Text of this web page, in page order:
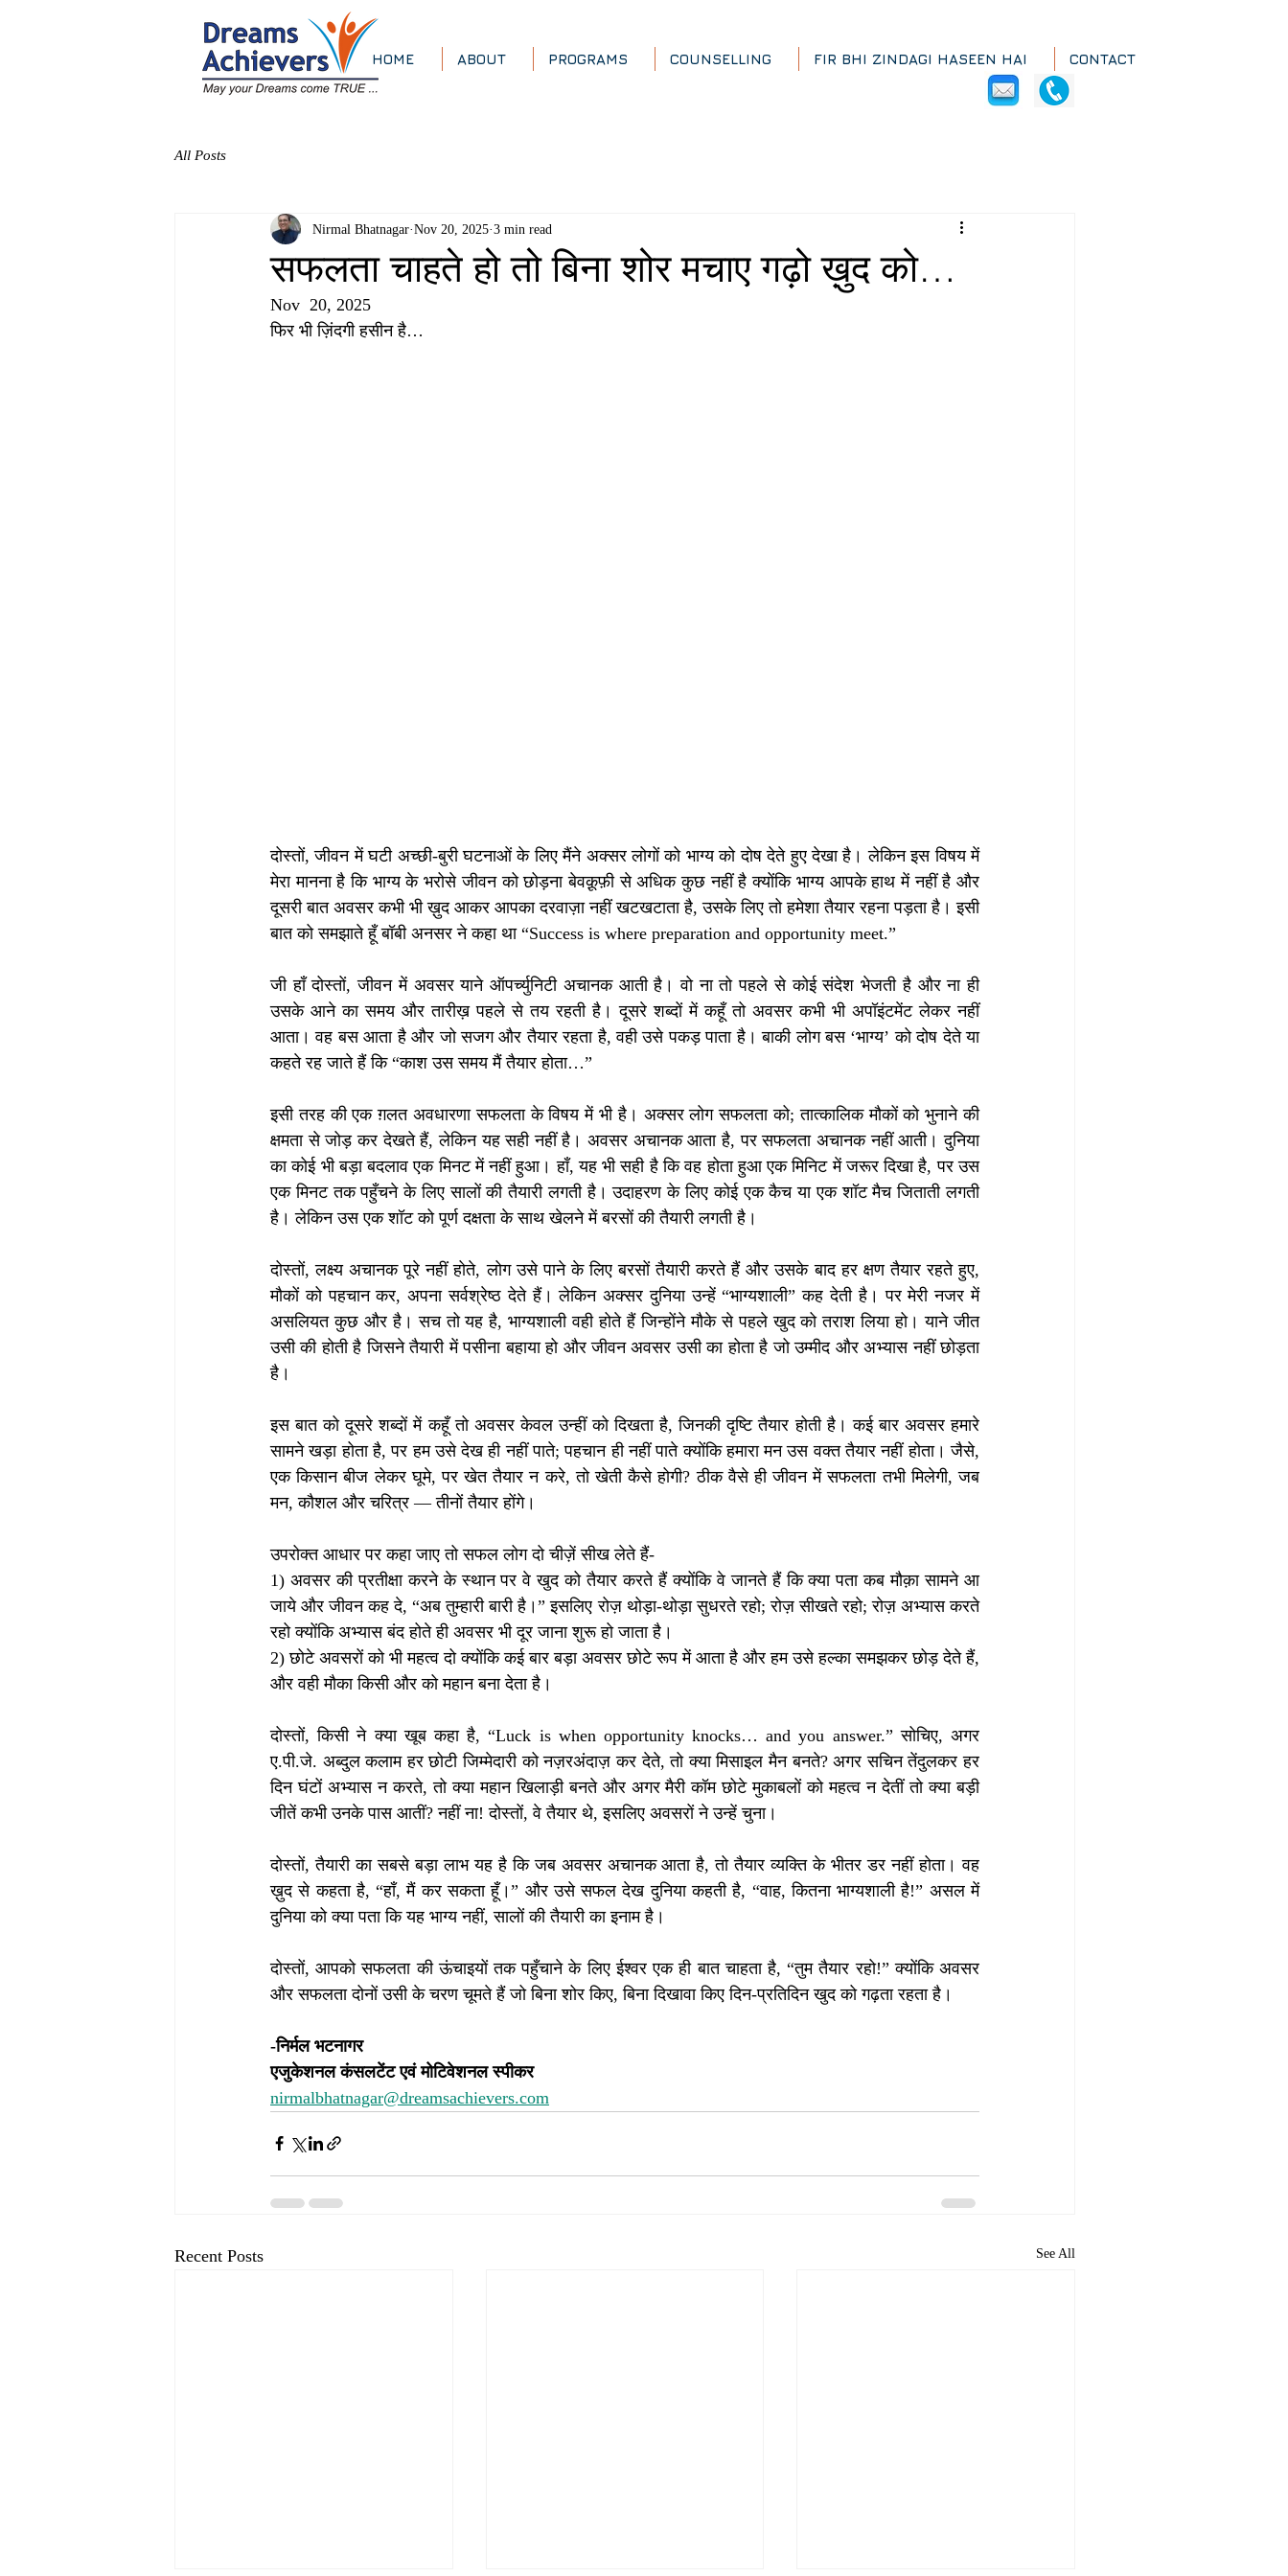
HOME ABOUT PROGRAMS COUNSELLING FIR BHI ZINDAGI HASEEN HAI CONTACT
All Posts
सफलता चाहते हो तो बिना शोर मचाए गढ़ो ख़ुद को…
Nirmal Bhatnagar Nov 20, 2025 3 min read
Nov  20, 2025
फिर भी ज़िंदगी हसीन है…
दोस्तों, जीवन में घटी अच्छी-बुरी घटनाओं के लिए मैंने अक्सर लोगों को भाग्य को दोष देते हुए देखा है। लेकिन इस विषय में
मेरा मानना है कि भाग्य के भरोसे जीवन को छोड़ना बेवक़ूफ़ी से अधिक कुछ नहीं है क्योंकि भाग्य आपके हाथ में नहीं है और
दूसरी बात अवसर कभी भी ख़ुद आकर आपका दरवाज़ा नहीं खटखटाता है, उसके लिए तो हमेशा तैयार रहना पड़ता है। इसी
बात को समझाते हूँ बॉबी अनसर ने कहा था “Success is where preparation and opportunity meet.”
जी हाँ दोस्तों, जीवन में अवसर याने ऑपर्च्युनिटी अचानक आती है। वो ना तो पहले से कोई संदेश भेजती है और ना ही
उसके आने का समय और तारीख़ पहले से तय रहती है। दूसरे शब्दों में कहूँ तो अवसर कभी भी अपॉइंटमेंट लेकर नहीं
आता। वह बस आता है और जो सजग और तैयार रहता है, वही उसे पकड़ पाता है। बाकी लोग बस ‘भाग्य’ को दोष देते या
कहते रह जाते हैं कि “काश उस समय मैं तैयार होता…”
इसी तरह की एक ग़लत अवधारणा सफलता के विषय में भी है। अक्सर लोग सफलता को; तात्कालिक मौकों को भुनाने की
क्षमता से जोड़ कर देखते हैं, लेकिन यह सही नहीं है। अवसर अचानक आता है, पर सफलता अचानक नहीं आती। दुनिया
का कोई भी बड़ा बदलाव एक मिनट में नहीं हुआ। हाँ, यह भी सही है कि वह होता हुआ एक मिनिट में जरूर दिखा है, पर उस
एक मिनट तक पहुँचने के लिए सालों की तैयारी लगती है। उदाहरण के लिए कोई एक कैच या एक शॉट मैच जिताती लगती
है। लेकिन उस एक शॉट को पूर्ण दक्षता के साथ खेलने में बरसों की तैयारी लगती है।
दोस्तों, लक्ष्य अचानक पूरे नहीं होते, लोग उसे पाने के लिए बरसों तैयारी करते हैं और उसके बाद हर क्षण तैयार रहते हुए,
मौकों को पहचान कर, अपना सर्वश्रेष्ठ देते हैं। लेकिन अक्सर दुनिया उन्हें “भाग्यशाली” कह देती है। पर मेरी नजर में
असलियत कुछ और है। सच तो यह है, भाग्यशाली वही होते हैं जिन्होंने मौके से पहले खुद को तराश लिया हो। याने जीत
उसी की होती है जिसने तैयारी में पसीना बहाया हो और जीवन अवसर उसी का होता है जो उम्मीद और अभ्यास नहीं छोड़ता
है।
इस बात को दूसरे शब्दों में कहूँ तो अवसर केवल उन्हीं को दिखता है, जिनकी दृष्टि तैयार होती है। कई बार अवसर हमारे
सामने खड़ा होता है, पर हम उसे देख ही नहीं पाते; पहचान ही नहीं पाते क्योंकि हमारा मन उस वक्त तैयार नहीं होता। जैसे,
एक किसान बीज लेकर घूमे, पर खेत तैयार न करे, तो खेती कैसे होगी? ठीक वैसे ही जीवन में सफलता तभी मिलेगी, जब
मन, कौशल और चरित्र — तीनों तैयार होंगे।
उपरोक्त आधार पर कहा जाए तो सफल लोग दो चीज़ें सीख लेते हैं-
1) अवसर की प्रतीक्षा करने के स्थान पर वे खुद को तैयार करते हैं क्योंकि वे जानते हैं कि क्या पता कब मौक़ा सामने आ
जाये और जीवन कह दे, “अब तुम्हारी बारी है।” इसलिए रोज़ थोड़ा-थोड़ा सुधरते रहो; रोज़ सीखते रहो; रोज़ अभ्यास करते
रहो क्योंकि अभ्यास बंद होते ही अवसर भी दूर जाना शुरू हो जाता है।
2) छोटे अवसरों को भी महत्व दो क्योंकि कई बार बड़ा अवसर छोटे रूप में आता है और हम उसे हल्का समझकर छोड़ देते हैं,
और वही मौका किसी और को महान बना देता है।
दोस्तों, किसी ने क्या खूब कहा है, “Luck is when opportunity knocks… and you answer.” सोचिए, अगर
ए.पी.जे. अब्दुल कलाम हर छोटी जिम्मेदारी को नज़रअंदाज़ कर देते, तो क्या मिसाइल मैन बनते? अगर सचिन तेंदुलकर हर
दिन घंटों अभ्यास न करते, तो क्या महान खिलाड़ी बनते और अगर मैरी कॉम छोटे मुकाबलों को महत्व न देतीं तो क्या बड़ी
जीतें कभी उनके पास आतीं? नहीं ना! दोस्तों, वे तैयार थे, इसलिए अवसरों ने उन्हें चुना।
दोस्तों, तैयारी का सबसे बड़ा लाभ यह है कि जब अवसर अचानक आता है, तो तैयार व्यक्ति के भीतर डर नहीं होता। वह
ख़ुद से कहता है, “हाँ, मैं कर सकता हूँ।” और उसे सफल देख दुनिया कहती है, “वाह, कितना भाग्यशाली है!” असल में
दुनिया को क्या पता कि यह भाग्य नहीं, सालों की तैयारी का इनाम है।
दोस्तों, आपको सफलता की ऊंचाइयों तक पहुँचाने के लिए ईश्वर एक ही बात चाहता है, “तुम तैयार रहो!” क्योंकि अवसर
और सफलता दोनों उसी के चरण चूमते हैं जो बिना शोर किए, बिना दिखावा किए दिन-प्रतिदिन खुद को गढ़ता रहता है।
-निर्मल भटनागर
एजुकेशनल कंसलटेंट एवं मोटिवेशनल स्पीकर
nirmalbhatnagar@dreamsachievers.com
Recent Posts See All